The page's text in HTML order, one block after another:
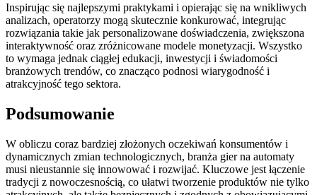
Inspirując się najlepszymi praktykami i opierając się na wnikliwych
analizach, operatorzy mogą skutecznie konkurować, integrując
rozwiązania takie jak personalizowane doświadczenia, zwiększona
interaktywność oraz zróżnicowane modele monetyzacji. Wszystko
to wymaga jednak ciągłej edukacji, inwestycji i świadomości
branżowych trendów, co znacząco podnosi wiarygodność i
atrakcyjność tego sektora.
Podsumowanie
W obliczu coraz bardziej złożonych oczekiwań konsumentów i
dynamicznych zmian technologicznych, branża gier na automaty
musi nieustannie się innowować i rozwijać. Kluczowe jest łączenie
tradycji z nowoczesnością, co ułatwi tworzenie produktów nie tylko